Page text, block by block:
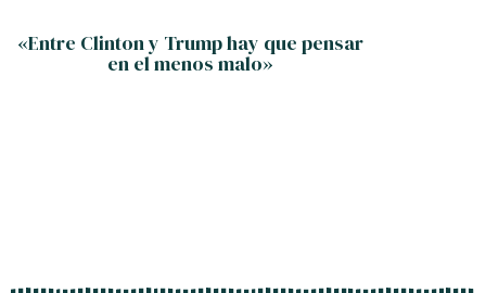
«Entre Clinton y Trump hay que pensar
en el menos malo»